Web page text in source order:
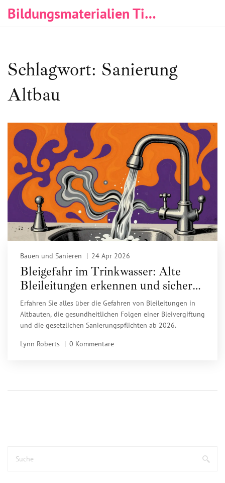
Bildungsmaterialien Tischlerei & Immobilien
Schlagwort: Sanierung
Altbau
Bauen und Sanieren 24 Apr 2026
Bleigefahr im Trinkwasser: Alte
Bleileitungen erkennen und sicher
ersetzen
Erfahren Sie alles über die Gefahren von Bleileitungen in
Altbauten, die gesundheitlichen Folgen einer Bleivergiftung
und die gesetzlichen Sanierungspflichten ab 2026.
Lynn Roberts 0 Kommentare